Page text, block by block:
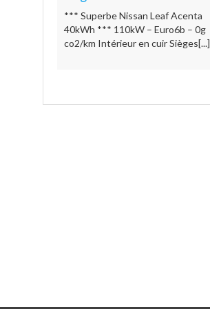
*** Superbe Nissan Leaf Acenta
40kWh *** 110kW – Euro6b – 0g
co2/km Intérieur en cuir Sièges[...]